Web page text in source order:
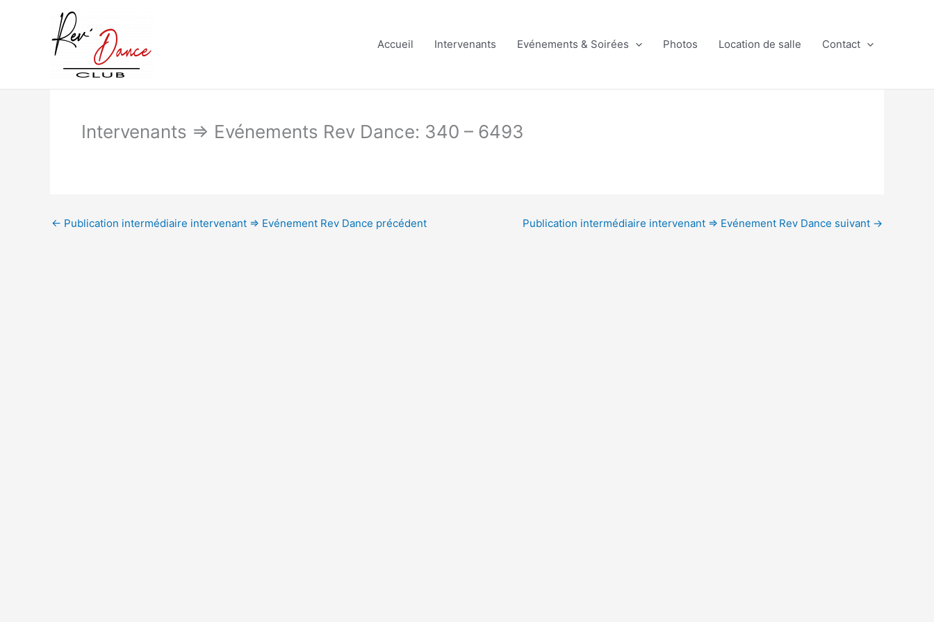
Accueil Intervenants Evénements & Soirées Photos Location de salle Contact
Intervenants => Evénements Rev Dance: 340 – 6493
← Publication intermédiaire intervenant => Evénement Rev Dance précédent Publication intermédiaire intervenant => Evénement Rev Dance suivant →